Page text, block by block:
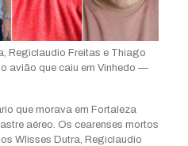
Regiclaudio Freitas e Thiago
avião que caiu em Vinhedo —
que morava em Fortaleza
aéreo. Os cearenses mortos
Wlisses Dutra, Regiclaudio